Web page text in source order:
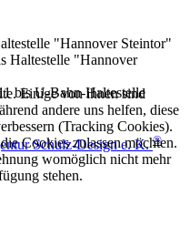
"Hannover Steintor"
Haltestelle "Hannover
bis U-Bahn-Haltestelle
Schulz-Design e. K.®
Einige von ihnen sind
andere uns helfen, diese
(Tracking Cookies).
Cookies zulassen möchten.
womöglich nicht mehr
stehen.